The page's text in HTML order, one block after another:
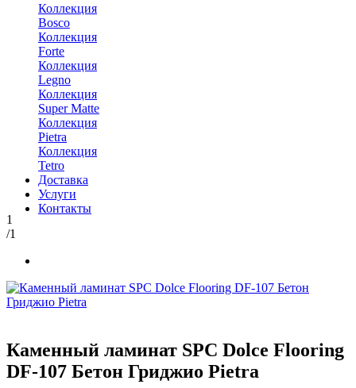
Коллекция
Bosco
Коллекция
Forte
Коллекция
Legno
Коллекция
Super Matte
Коллекция
Pietra
Коллекция
Tetro
Доставка
Услуги
Контакты
1
/1
Каменный ламинат SPC Dolce Flooring
DF-107 Бетон Гриджио Pietra